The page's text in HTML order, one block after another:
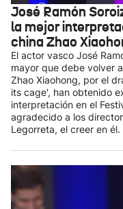
José Ramón
la mejor
china Zhao
El actor vasco José
mayor que debe volver
Zhao Xiaohong, por el
its cage', han obtenido
interpretación en el
agradecido a los
Legorreta, el creer en él.